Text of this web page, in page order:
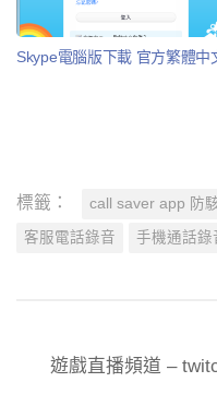
Skype電腦版下載 官方繁體中
標籤： call saver app 防
客服電話錄音 手機通話錄
遊戲直播頻道 –